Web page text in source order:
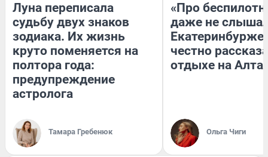
Луна переписала
судьбу двух знаков
зодиака. Их жизнь
круто поменяется на
полтора года:
предупреждение
астролога
Тамара Гребенюк
«Про
даже не
честно
отдыхе на
Ольга Чиги